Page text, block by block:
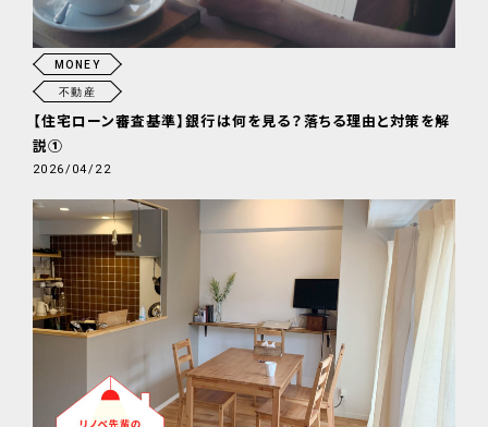
MONEY
不動産
【住宅ローン審査基準】銀行は何を見る？落ちる理由と対策を解
説①
2026/04/22